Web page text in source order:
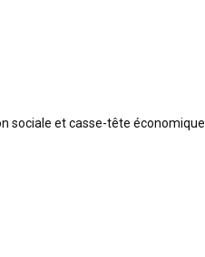
sociale et casse-tête économique